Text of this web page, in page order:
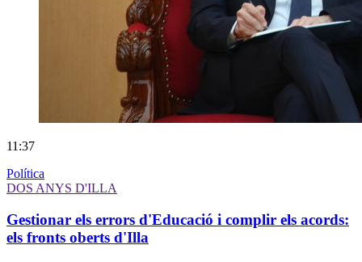
11:37
Política
DOS ANYS D'ILLA
Gestionar els errors d'Educació i complir els acords:
els fronts oberts d'Illa